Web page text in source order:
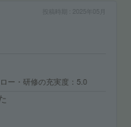
2025年05月
ー・研修の充実度 5.0